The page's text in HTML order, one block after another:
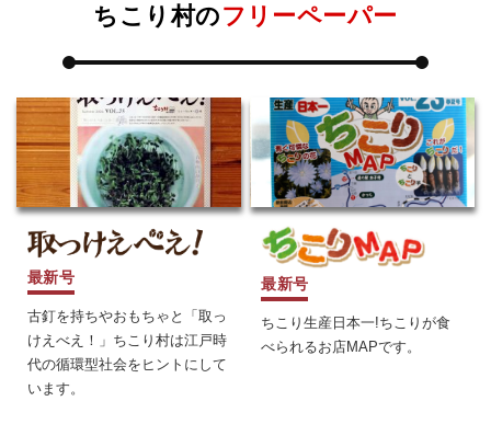
ちこり村のフリーペーパー
最新号
古釘を持ちやおもちゃと「取っ
けえべえ！」ちこり村は江戸時
代の循環型社会をヒントにして
います。
最新号
ちこり生産日本一!ちこりが食
べられるお店MAPです。